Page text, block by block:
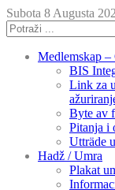
Subota 8 Augusta
Medlemskap –
BIS
Link za
Byte av
Pitanja i
Utträde
Hadž / Umra
Plakat